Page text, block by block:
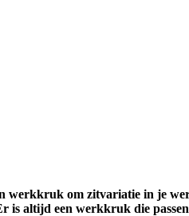
werkkruk om zitvariatie in je
is altijd een werkkruk die